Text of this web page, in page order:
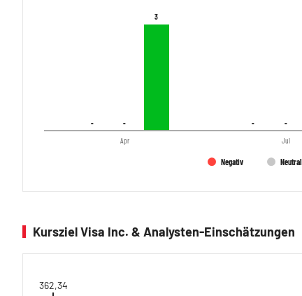
-- --
-- --
3
3
Negativ Neutral
Apr Jul
Kursziel Visa Inc. & Analysten-Einschätzungen
362,34